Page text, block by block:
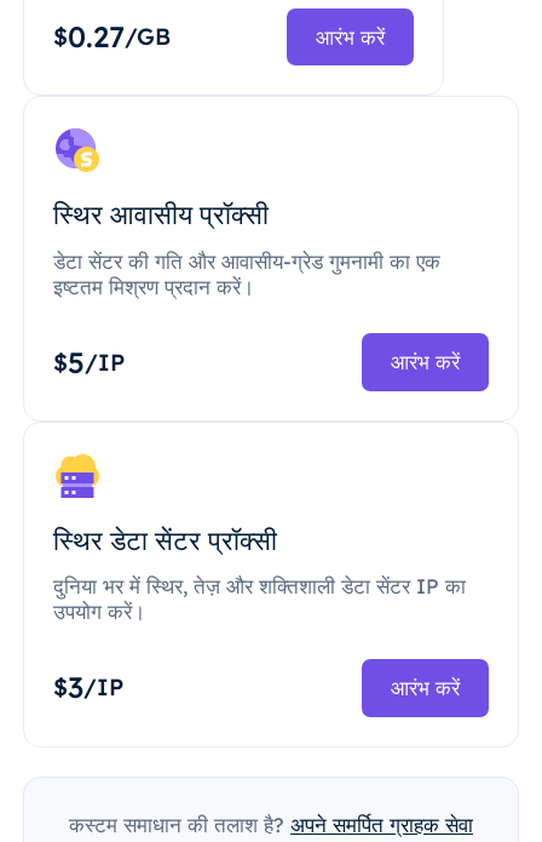
$0.27/GB आरंभ करें
स्थिर आवासीय प्रॉक्सी
डेटा सेंटर की गति और आवासीय-ग्रेड गुमनामी का एक
इष्टतम मिश्रण प्रदान करें।
$5/IP आरंभ करें
स्थिर डेटा सेंटर प्रॉक्सी
दुनिया भर में स्थिर, तेज़ और शक्तिशाली डेटा सेंटर IP का
उपयोग करें।
$3/IP आरंभ करें
कस्टम समाधान की तलाश है? अपने समर्पित ग्राहक सेवा